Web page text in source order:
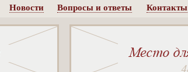
Новости Вопросы и ответы Контакты